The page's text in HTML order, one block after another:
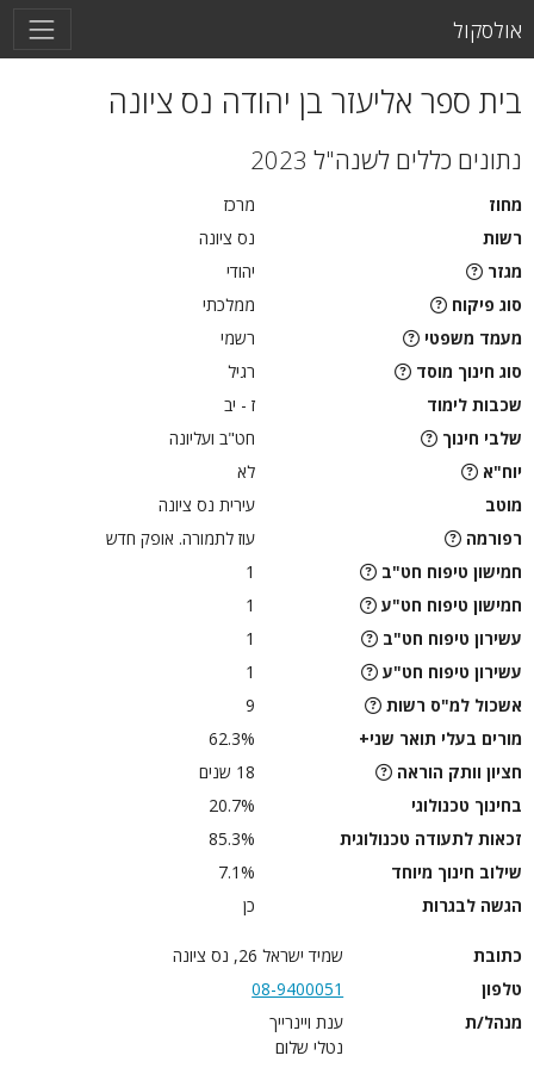
אולסקול
בית ספר אליעזר בן יהודה נס ציונה
נתונים כללים לשנה"ל 2023
מחוז
מרכז
רשות
נס ציונה
מגזר
יהודי
סוג פיקוח
ממלכתי
מעמד משפטי
רשמי
סוג חינוך מוסד
רגיל
שכבות לימוד
ז - יב
שלבי חינוך
חט"ב ועליונה
יוח"א
לא
מוטב
עירית נס ציונה
רפורמה
עוז לתמורה. אופק חדש
חמישון טיפוח חט"ב
1
חמישון טיפוח חט"ע
1
עשירון טיפוח חט"ב
1
עשירון טיפוח חט"ע
1
אשכול למ"ס רשות
9
מורים בעלי תואר שני+
62.3%
חציון וותק הוראה
18 שנים
בחינוך טכנולוגי
20.7%
זכאות לתעודה טכנולוגית
85.3%
שילוב חינוך מיוחד
7.1%
הגשה לבגרות
כן
כתובת
שמיד ישראל 26, נס ציונה
טלפון
08-9400051
מנהל/ת
ענת ויינרייך
נטלי שלום